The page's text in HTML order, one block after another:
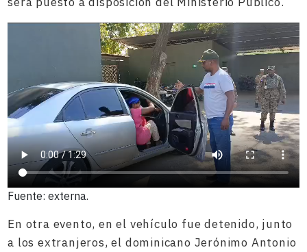
Fuente: externa.
En otra evento, en el vehículo fue detenido, junto
a los extranjeros, el dominicano Jerónimo Antonio